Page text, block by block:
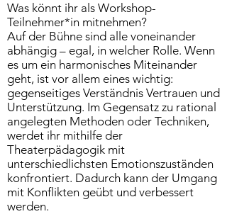
Was könnt ihr als Workshop-
Teilnehmer*in mitnehmen?
Auf der Bühne sind alle voneinander
abhängig – egal, in welcher Rolle. Wenn
es um ein harmonisches Miteinander
geht, ist vor allem eines wichtig:
gegenseitiges Verständnis Vertrauen und
Unterstützung. Im Gegensatz zu rational
angelegten Methoden oder Techniken,
werdet ihr mithilfe der
Theaterpädagogik mit
unterschiedlichsten Emotionszuständen
konfrontiert. Dadurch kann der Umgang
mit Konflikten geübt und verbessert
werden.